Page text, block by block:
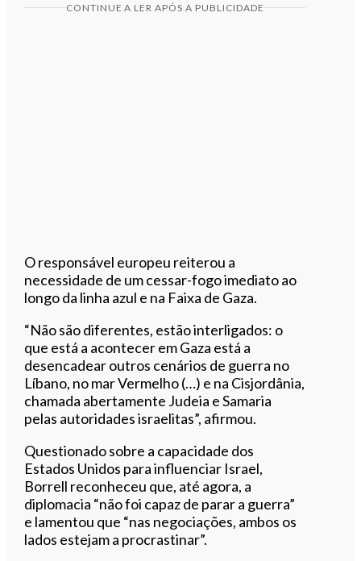
CONTINUE A LER APÓS A PUBLICIDADE
O responsável europeu reiterou a
necessidade de um cessar-fogo imediato ao
longo da linha azul e na Faixa de Gaza.
“Não são diferentes, estão interligados: o
que está a acontecer em Gaza está a
desencadear outros cenários de guerra no
Líbano, no mar Vermelho (…) e na Cisjordânia,
chamada abertamente Judeia e Samaria
pelas autoridades israelitas”, afirmou.
Questionado sobre a capacidade dos
Estados Unidos para influenciar Israel,
Borrell reconheceu que, até agora, a
diplomacia “não foi capaz de parar a guerra”
e lamentou que “nas negociações, ambos os
lados estejam a procrastinar”.